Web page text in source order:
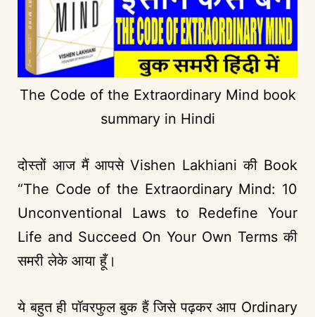
The Code of the Extraordinary Mind book
summary in Hindi
दोस्तों आज मैं आपसे Vishen Lakhiani की Book
“The Code of the Extraordinary Mind: 10
Unconventional Laws to Redefine Your
Life and Succeed On Your Own Terms की
समरी लेके आया हूँ।
ये बहुत ही पॉवरफुल बुक हैं जिसे पढ़कर आप Ordinary